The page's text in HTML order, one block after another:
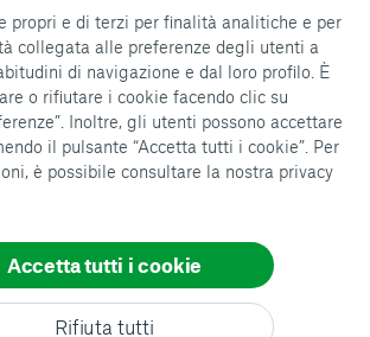
propri e di terzi per finalità analitiche e per
collegata alle preferenze degli utenti a
di navigazione e dal loro profilo. È
o rifiutare i cookie facendo clic su
Inoltre, gli utenti possono accettare
il pulsante “Accetta tutti i cookie”. Per
è possibile consultare la nostra privacy
Rifiuta tutti
Accetta tutti i cookie
Consenti tutti
a distanza
Sarsina, 216
fiscali sulle donazioni: cosa sapere e